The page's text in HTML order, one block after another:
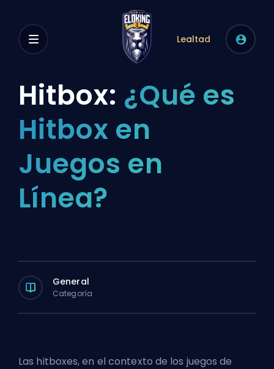
Lealtad
Hitbox: ¿Qué es
Hitbox en
Juegos en
Línea?
General
Categoría
Las hitboxes, en el contexto de los juegos de